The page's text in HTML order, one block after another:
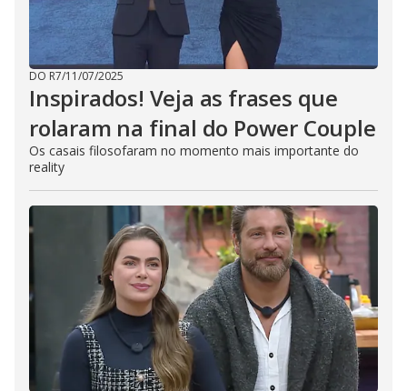
DO R7/11/07/2025
Inspirados! Veja as frases que
rolaram na final do Power Couple
Os casais filosofaram no momento mais importante do
reality